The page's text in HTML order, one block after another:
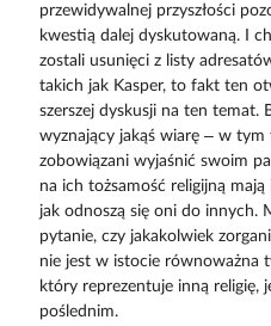
przewidywalnej przyszłości
kwestią dalej dyskutowaną. I
zostali usunięci z listy
takich jak Kasper, to fakt ten
szerszej dyskusji na ten temat.
wyznający jakąś wiarę – w tym
zobowiązani wyjaśnić swoim
na ich tożsamość religijną
jak odnoszą się oni do innych.
pytanie, czy jakakolwiek
nie jest w istocie równoważna
który reprezentuje inną religię,
poślednim.